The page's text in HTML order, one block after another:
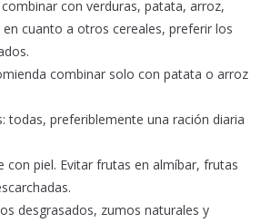
combinar con verduras, patata, arroz,
cuanto a otros cereales, preferir los
combinar solo con patata o arroz
todas, preferiblemente una ración diaria
con piel. Evitar frutas en almíbar, frutas
desgrasados, zumos naturales y